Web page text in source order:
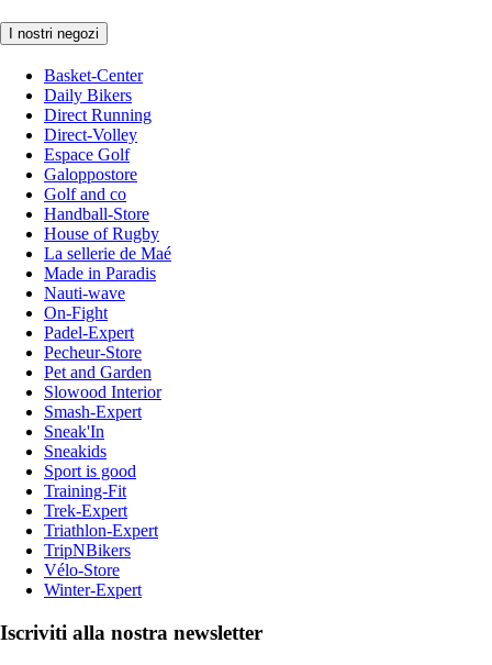
I nostri negozi
Basket-Center
Daily Bikers
Direct Running
Direct-Volley
Espace Golf
Galoppostore
Golf and co
Handball-Store
House of Rugby
La sellerie de Maé
Made in Paradis
Nauti-wave
On-Fight
Padel-Expert
Pecheur-Store
Pet and Garden
Slowood Interior
Smash-Expert
Sneak'In
Sneakids
Sport is good
Training-Fit
Trek-Expert
Triathlon-Expert
TripNBikers
Vélo-Store
Winter-Expert
Iscriviti alla nostra newsletter